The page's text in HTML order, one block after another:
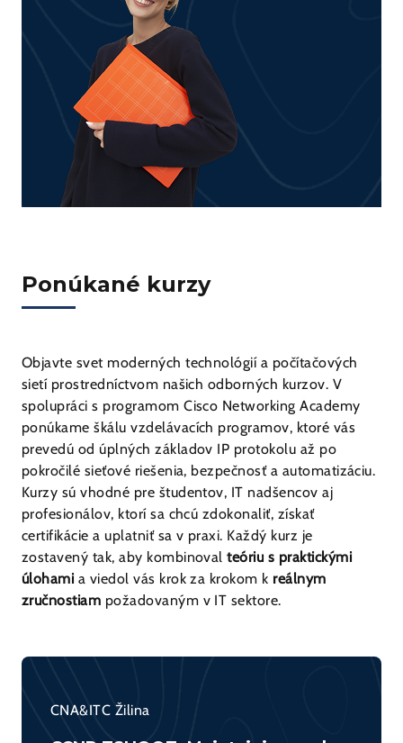
Ponúkané kurzy
Objavte svet moderných technológií a počítačových
sietí prostredníctvom našich odborných kurzov. V
spolupráci s programom Cisco Networking Academy
ponúkame škálu vzdelávacích programov, ktoré vás
prevedú od úplných základov IP protokolu až po
pokročilé sieťové riešenia, bezpečnosť a automatizáciu.
Kurzy sú vhodné pre študentov, IT nadšencov aj
profesionálov, ktorí sa chcú zdokonaliť, získať
certifikácie a uplatniť sa v praxi. Každý kurz je
zostavený tak, aby kombinovalteóriu s praktickými
úlohami a viedol vás krok za krokom k reálnym
zručnostiam požadovaným v IT sektore.
CNA&ITC Žilina